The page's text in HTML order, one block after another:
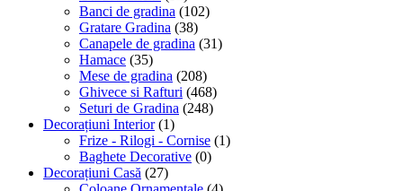
Banci de gradina (102)
Gratare Gradina (38)
Canapele de gradina (31)
Hamace (35)
Mese de gradina (208)
Ghivece si Rafturi (468)
Seturi de Gradina (248)
Decorațiuni Interior (1)
Frize - Rilogi - Cornise (1)
Baghete Decorative (0)
Decorațiuni Casă (27)